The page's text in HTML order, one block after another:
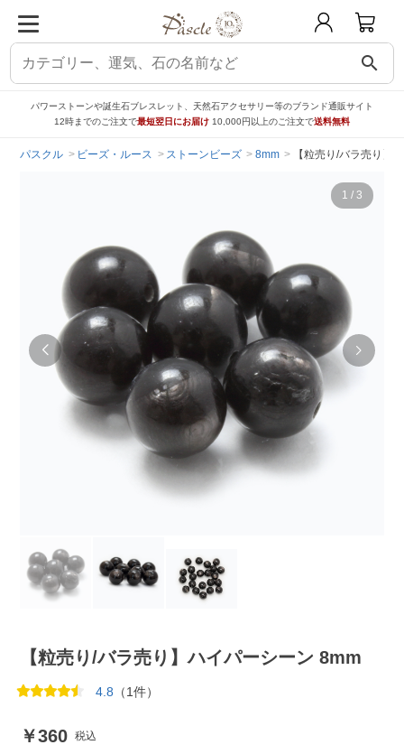
search
パワーストーンや誕生石ブレスレット、天然石アクセサリー等のブランド通販サイト
12時までのご注文で最短翌日にお届け 10,000円以上のご注文で送料無料
パスクル ビーズ・ルース ストーンビーズ 8mm 【粒売り/バラ売り】
1 / 3
【粒売り/バラ売り】ハイパーシーン 8mm
4.8 （1件）
360 税込